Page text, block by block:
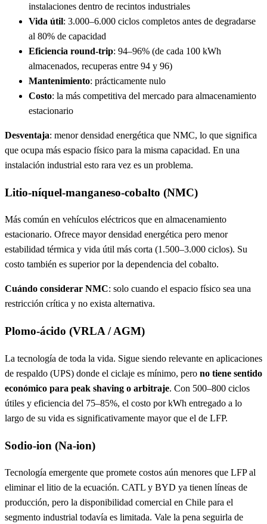
instalaciones dentro de recintos industriales
Vida útil: 3.000–6.000 ciclos completos antes de degradarse
al 80% de capacidad
Eficiencia round-trip: 94–96% (de cada 100 kWh
almacenados, recuperas entre 94 y 96)
Mantenimiento: prácticamente nulo
Costo: la más competitiva del mercado para almacenamiento
estacionario
Desventaja: menor densidad energética que NMC, lo que significa
que ocupa más espacio físico para la misma capacidad. En una
instalación industrial esto rara vez es un problema.
Litio-níquel-manganeso-cobalto (NMC)
Más común en vehículos eléctricos que en almacenamiento
estacionario. Ofrece mayor densidad energética pero menor
estabilidad térmica y vida útil más corta (1.500–3.000 ciclos). Su
costo también es superior por la dependencia del cobalto.
Cuándo considerar NMC: solo cuando el espacio físico sea una
restricción crítica y no exista alternativa.
Plomo-ácido (VRLA / AGM)
La tecnología de toda la vida. Sigue siendo relevante en aplicaciones
de respaldo (UPS) donde el ciclaje es mínimo, pero no tiene sentido
económico para peak shaving o arbitraje. Con 500–800 ciclos
útiles y eficiencia del 75–85%, el costo por kWh entregado a lo
largo de su vida es significativamente mayor que el de LFP.
Sodio-ion (Na-ion)
Tecnología emergente que promete costos aún menores que LFP al
eliminar el litio de la ecuación. CATL y BYD ya tienen líneas de
producción, pero la disponibilidad comercial en Chile para el
segmento industrial todavía es limitada. Vale la pena seguirla de